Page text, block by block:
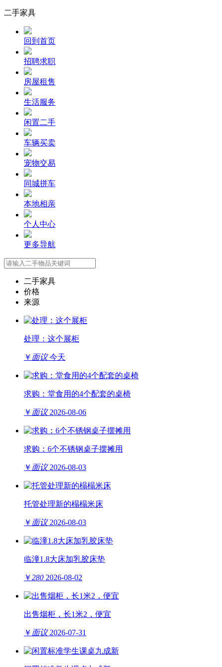
二手家具
回到首页
招聘求职
房屋租售
生活服务
闲置二手
车辆买卖
宠物交易
同城拼车
本地相亲
个人中心
更多导航
二手家具
价格
来源
处理：这个展柜
￥ 面议 今天
求购：堂食用的4个配套的桌椅
￥ 面议 2026-08-06
求购：6个不锈钢桌子摆摊用
￥ 面议 2026-08-03
托管处理新的榻榻米床
￥ 面议 2026-08-03
临潼1.8大床加乳胶床垫
￥280 2026-08-02
出售烟柜，长1米2，便宜
￥ 面议 2026-07-31